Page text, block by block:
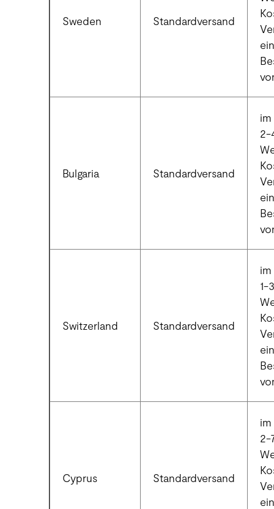
Sweden Standardversand
Bulgaria Standardversand
2-
Switzerland Standardversand
1-3
Cyprus Standardversand
2-